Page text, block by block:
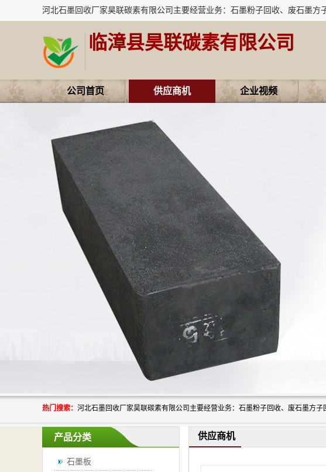
临漳县昊联碳素有限公司
公司首页 供应商机 企业视频
热门搜索：
产品分类
石墨板
供应商机